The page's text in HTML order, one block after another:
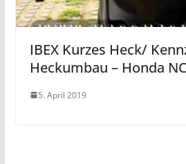
IBEX Kurzes Heck/
Heckumbau – Honda
5. April 2019